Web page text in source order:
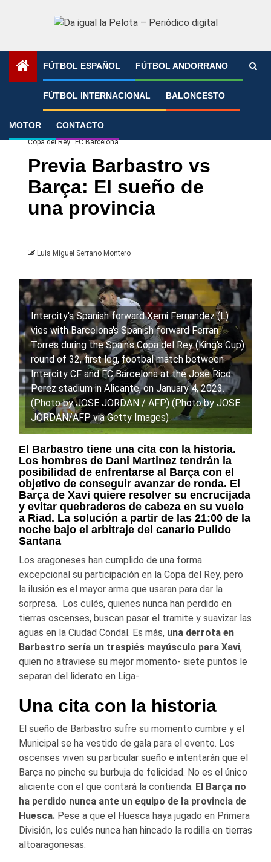
FÚTBOL ESPAÑOL FÚTBOL ANDORRANO
FÚTBOL INTERNACIONAL BALONCESTO
MOTOR CONTACTO
»
Copa del Rey FC Barcelona
Previa Barbastro vs
Barça: El sueño de
una provincia
Luis Miguel Serrano Montero
Intercity's Spanish forward Xemi Fernandez (L)
vies with Barcelona's Spanish forward Ferran
Torres during the Spain's Copa del Rey (King's Cup)
round of 32, first leg, footbal match between
Intercity CF and FC Barcelona at the Jose Rico
Perez stadium in Alicante, on January 4, 2023.
(Photo by JOSE JORDAN / AFP) (Photo by JOSE
JORDAN/AFP via Getty Images)
El Barbastro tiene una cita con la historia.
Los hombres de Dani Martinez tendrán la
posibilidad de enfrentarse al Barça con el
objetivo de conseguir avanzar de ronda. El
Barça de Xavi quiere resolver su encrucijada
y evitar quebraderos de cabeza en su vuelo
a Riad. La solución a partir de las 21:00 de la
noche bajo el arbitraje del canario Pulido
Santana
Los aragoneses han cumplido de una forma
excepcional su participación en la Copa del Rey, pero
la ilusión es el mayor arma que usaran para dar la
sorpresa. Los culés, quienes nunca han perdido en
tierras oscenses, buscan pasar el tramite y suavizar las
aguas en la Ciudad Condal. Es más, una derrota en
Barbastro sería un traspiés mayúsculo para Xavi,
quien no atraviese su mejor momento- siete puntos le
separan del liderato en Liga-.
Una cita con la historia
El sueño de Barbastro sufre su momento cumbre y el
Municipal se ha vestido de gala para el evento. Los
oscenses viven su particular sueño e intentarán que el
Barça no pinche su burbuja de felicidad. No es el único
aliciente con el que contará la contienda. El Barça no
ha perdido nunca ante un equipo de la provincia de
Huesca. Pese a que el Huesca haya jugado en Primera
División, los culés nunca han hincado la rodilla en tierras
altoaragonesas.